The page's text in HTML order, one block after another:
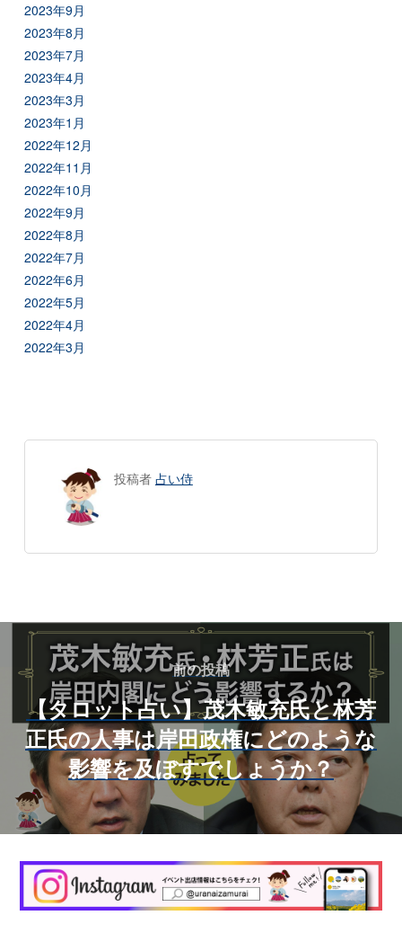
2023年9月
2023年8月
2023年7月
2023年4月
2023年3月
2023年1月
2022年12月
2022年11月
2022年10月
2022年9月
2022年8月
2022年7月
2022年6月
2022年5月
2022年4月
2022年3月
投稿者 占い侍
前の投稿
【タロット占い】茂木敏充氏と林芳
正氏の人事は岸田政権にどのような
影響を及ぼすでしょうか？